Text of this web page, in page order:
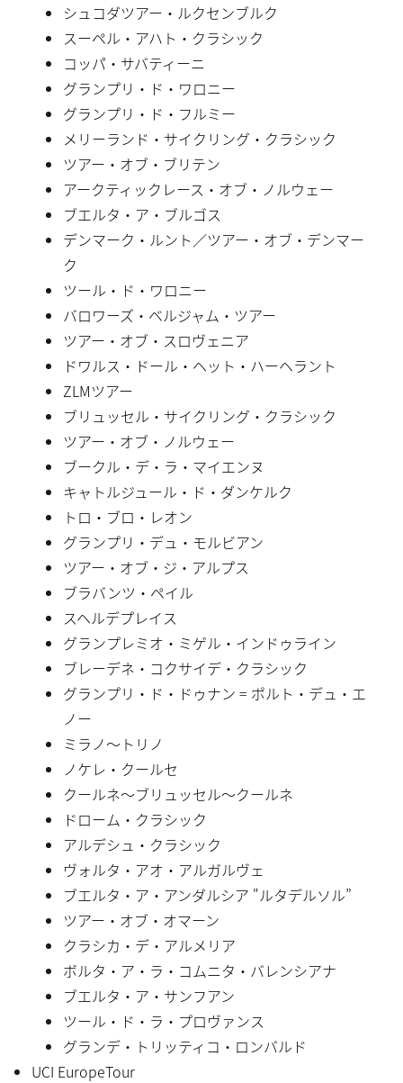
シュコダツアー・ルクセンブルク
スーペル・アハト・クラシック
コッパ・サバティーニ
グランプリ・ド・ワロニー
グランプリ・ド・フルミー
メリーランド・サイクリング・クラシック
ツアー・オブ・ブリテン
アークティックレース・オブ・ノルウェー
ブエルタ・ア・ブルゴス
デンマーク・ルント／ツアー・オブ・デンマー
ク
ツール・ド・ワロニー
バロワーズ・ベルジャム・ツアー
ツアー・オブ・スロヴェニア
ドワルス・ドール・ヘット・ハーヘラント
ZLMツアー
ブリュッセル・サイクリング・クラシック
ツアー・オブ・ノルウェー
ブークル・デ・ラ・マイエンヌ
キャトルジュール・ド・ダンケルク
トロ・ブロ・レオン
グランプリ・デュ・モルビアン
ツアー・オブ・ジ・アルプス
ブラバンツ・ペイル
スヘルデプレイス
グランプレミオ・ミゲル・インドゥライン
ブレーデネ・コクサイデ・クラシック
グランプリ・ド・ドゥナン = ポルト・デュ・エ
ノー
ミラノ〜トリノ
ノケレ・クールセ
クールネ〜ブリュッセル〜クールネ
ドローム・クラシック
アルデシュ・クラシック
ヴォルタ・アオ・アルガルヴェ
ブエルタ・ア・アンダルシア "ルタデルソル”
ツアー・オブ・オマーン
クラシカ・デ・アルメリア
ボルタ・ア・ラ・コムニタ・バレンシアナ
ブエルタ・ア・サンフアン
ツール・ド・ラ・プロヴァンス
グランデ・トリッティコ・ロンバルド
UCI EuropeTour